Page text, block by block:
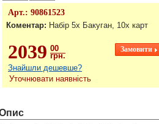
Арт.: 90861523
Коментар: Набір 5х Бакуган, 10х карт
2039 00
грн.
Знайшли дешевше?
Уточнювати наявність